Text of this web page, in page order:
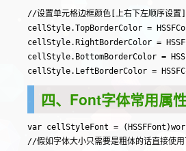
//设置单元格边框颜色[上右下左顺序设置]
cellStyle.TopBorderColor =
cellStyle.RightBorderColor =
cellStyle.BottomBorderColor =
四、Font字体常用属性
var cellStyleFont =
//假如字体大小只需要是粗体的话直接使用